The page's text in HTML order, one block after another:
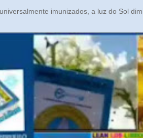
imunizados, a luz do Sol